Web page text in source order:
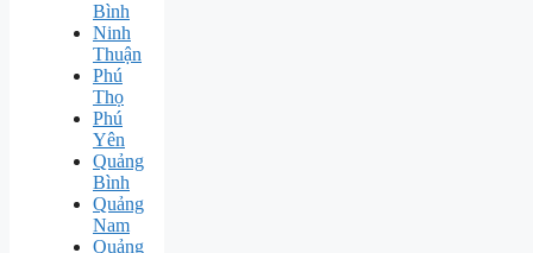
Bình
Ninh
Thuận
Phú
Thọ
Phú
Yên
Quảng
Bình
Quảng
Nam
Quảng